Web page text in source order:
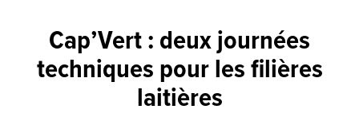
Cap’Vert : deux journées
techniques pour les filières
laitières